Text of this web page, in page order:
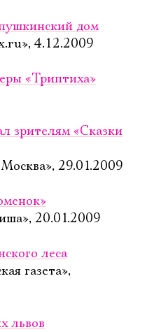
дом
4.12.2009
«Триптиха»
зрителям «Сказки
29.01.2009
20.01.2009
леса
газета»,
львов